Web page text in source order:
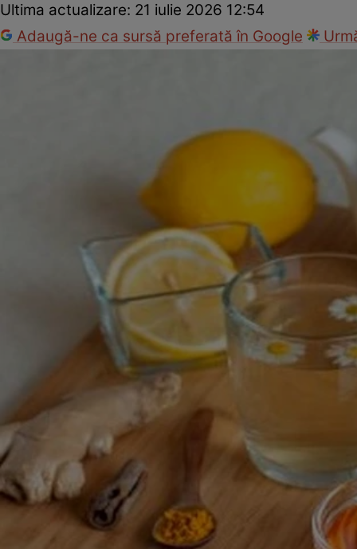
Ultima actualizare: 21 iulie 2026 12:54
Adaugă-ne ca sursă preferată în Google